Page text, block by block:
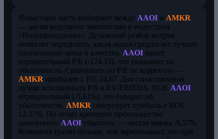
Инвесторы часто выбирают между AAOI и AMKR
— двумя ведущими эмитентами в индустрии
«Полупроводники». Детальный разбор метрик
помогает определить, какая акция предлагает лучшее
соотношение цены и качества. AAOI имеет
отрицательный P/E (-174,15), что указывает на
убыточность. Сравнивать по P/E не корректно —
AMKR прибылен с P/E 24,67. Для сопоставления
лучше использовать P/S и EV/EBITDA. ROE AAOI
отрицательный (-5,61%), что говорит об
убыточности. AMKR генерирует прибыль с ROE
12,37%. По этому критерию преимущество
однозначно. AAOI убыточен — чистая маржа -9,57%.
Компания тратит больше, чем зарабатывает, что при